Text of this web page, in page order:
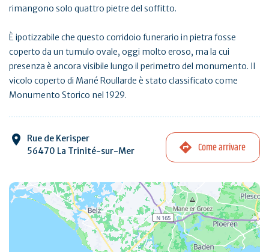
rimangono solo quattro pietre del soffitto.
È ipotizzabile che questo corridoio funerario in pietra fosse
coperto da un tumulo ovale, oggi molto eroso, ma la cui
presenza è ancora visibile lungo il perimetro del monumento. Il
vicolo coperto di Mané Roullarde è stato classificato come
Monumento Storico nel 1929.
Rue de Kerisper
56470 La Trinité-sur-Mer
Come arrivare